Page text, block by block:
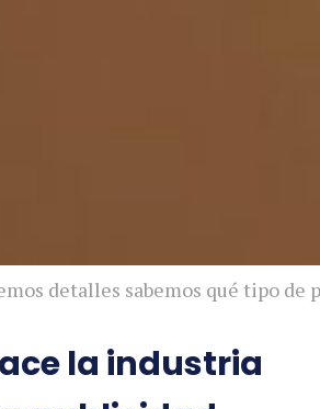
detalles sabemos qué tipo de
la industria